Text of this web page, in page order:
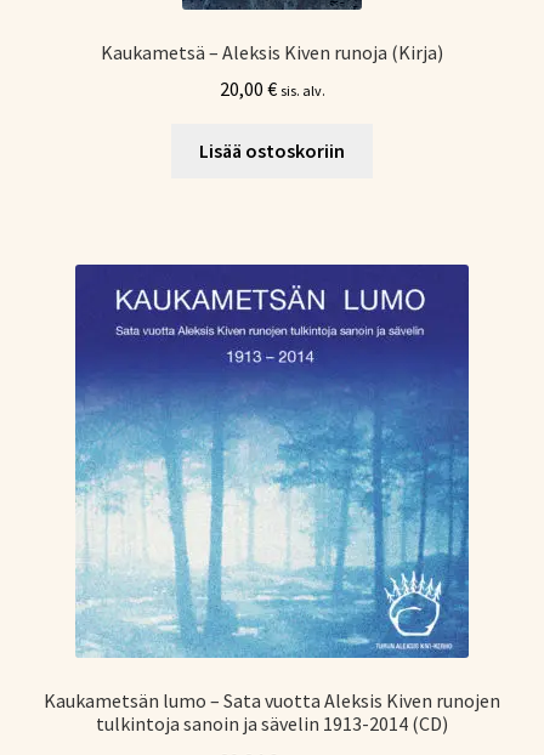
Kaukametsä – Aleksis Kiven runoja (Kirja)
20,00 € sis. alv.
Lisää ostoskoriin
Kaukametsän lumo – Sata vuotta Aleksis Kiven runojen
tulkintoja sanoin ja sävelin 1913-2014 (CD)